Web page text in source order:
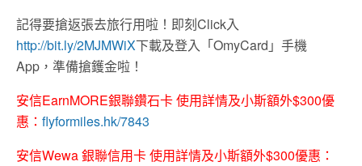
記得要搶返張去旅行用啦！即刻Click入
http://bit.ly/2MJMWiX下載及登入「OmyCard」手機
App，準備搶鑊金啦！
安信EarnMORE銀聯鑽石卡 使用詳情及小斯額外$300優
惠： flyformiles.hk/7843
安信Wewa 銀聯信用卡 使用詳情及小斯額外$300優惠：